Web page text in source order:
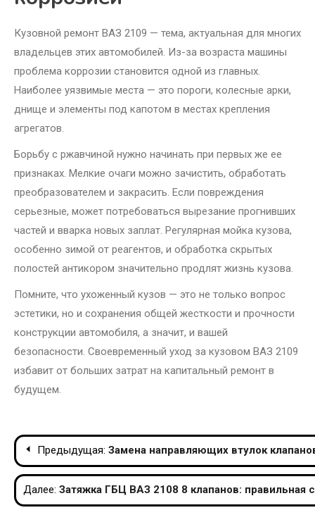
Кузовной ремонт ВАЗ 2109 — тема, актуальная для многих
владельцев этих автомобилей. Из-за возраста машины
проблема коррозии становится одной из главных.
Наиболее уязвимые места — это пороги, колесные арки,
днище и элементы под капотом в местах крепления
агрегатов.
Борьбу с ржавчиной нужно начинать при первых же ее
признаках. Мелкие очаги можно зачистить, обработать
преобразователем и закрасить. Если повреждения
серьезные, может потребоваться вырезание прогнивших
частей и вварка новых заплат. Регулярная мойка кузова,
особенно зимой от реагентов, и обработка скрытых
полостей антикором значительно продлят жизнь кузова.
Помните, что ухоженный кузов — это не только вопрос
эстетики, но и сохранения общей жесткости и прочности
конструкции автомобиля, а значит, и вашей
безопасности. Своевременный уход за кузовом ВАЗ 2109
избавит от больших затрат на капитальный ремонт в
будущем.
Навигация
по
записям
Предыдущая: Замена направляющих втулок
Далее: Затяжка ГБЦ ВАЗ 2108 8 клапанов: правильная